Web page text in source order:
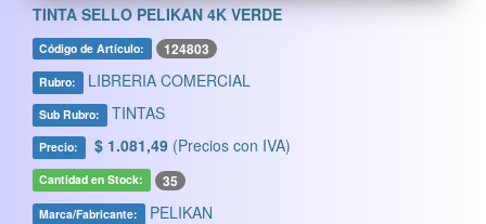
TINTA SELLO PELIKAN 4K VERDE
Código de Artículo: 124803
Rubro: LIBRERIA COMERCIAL
Sub Rubro: TINTAS
Precio: $ 1.081,49 (Precios con IVA)
Cantidad en Stock: 35
Marca/Fabricante: PELIKAN